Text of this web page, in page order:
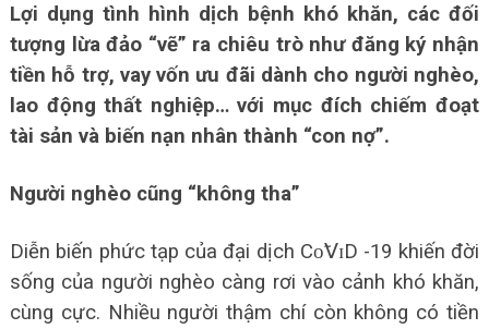
Lợi dụng tình hình dịch bệnh khó khăn, các đối
tượng lừa đảo “vẽ” ra chiêu trò như đăng ký nhận
tiền hỗ trợ, vay vốn ưu đãi dành cho người nghèo,
lao động thất nghiệp… với mục đích chiếm đoạt
tài sản và biến nạn nhân thành “con nợ”.
Người nghèo cũng “không tha”
Diễn biến phức tạp của đại dịch Сᴏ̃𝖵ɪD -19 khiến đời
sống của người nghèo càng rơi vào cảnh khó khăn,
cùng cực. Nhiều người thậm chí còn không có tiền